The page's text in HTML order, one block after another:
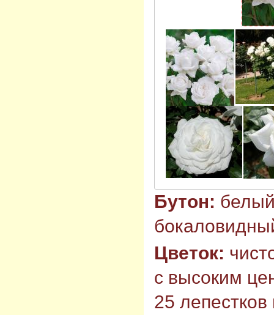
Бутон:
Цветок:
с высоким
25